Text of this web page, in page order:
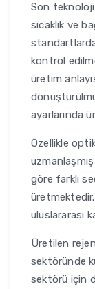
Son
sıcaklık ve
kontrol
üretim
ayarlarında
Özellikle
göre farklı
uluslararası
Üretilen
sektöründe
sektörü için